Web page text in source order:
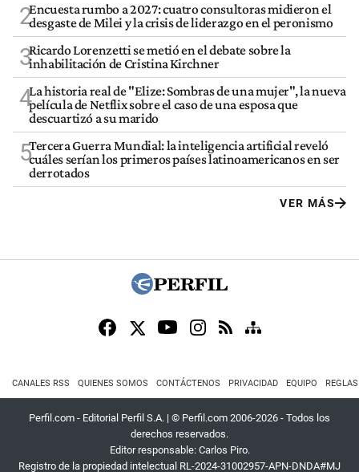
2Encuesta rumbo a 2027: cuatro consultoras midieron el
desgaste de Milei y la crisis de liderazgo en el peronismo
3Ricardo Lorenzetti se metió en el debate sobre la
inhabilitación de Cristina Kirchner
4La historia real de "Elize: Sombras de una mujer", la nueva
película de Netflix sobre el caso de una esposa que
descuartizó a su marido
5Tercera Guerra Mundial: la inteligencia artificial reveló
cuáles serían los primeros países latinoamericanos en ser
derrotados
VER MÁS
CANALES RSS QUIENES SOMOS CONTÁCTENOS PRIVACIDAD EQUIPO
Perfil.com - Editorial Perfil S.A. | © Perfil.com 2006-2026 - Todos los
derechos reservados.
Editor responsable: Carlos Piro.
Registro de la propiedad intelectual RL-2024-31002957-APN-DNDA#MJ